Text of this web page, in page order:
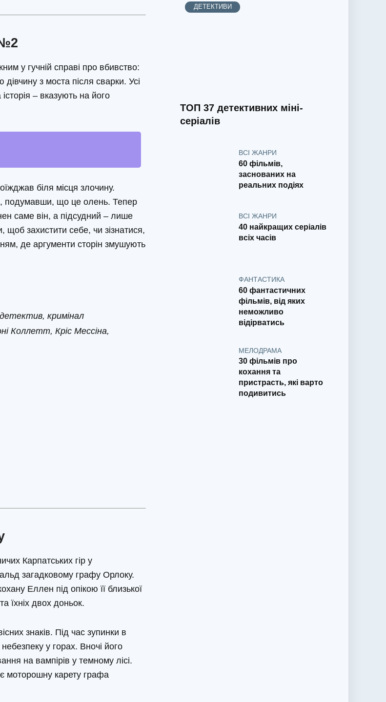
у гучній справі про вбивство:
з моста після сварки. Усі
– вказують на його
біля місця злочину.
подумавши, що це олень. Тепер
саме він, а підсудний – лише
захистити себе, чи зізнатися,
де аргументи сторін змушують
кримінал
Коллетт, Кріс Мессіна,
Карпатських гір у
загадковому графу Орлоку.
Еллен під опікою її близької
їхніх двох доньок.
знаків. Під час зупинки в
у горах. Вночі його
на вампірів у темному лісі.
моторошну карету графа
ДЕТЕКТИВИ
ТОП 37 детективних міні-
серіалів
ВСІ ЖАНРИ
60 фільмів,
заснованих на
реальних подіях
ВСІ ЖАНРИ
40 найкращих серіалів
всіх часів
ФАНТАСТИКА
60 фантастичних
фільмів, від яких
неможливо
відірватись
МЕЛОДРАМА
30 фільмів про
кохання та
пристрасть, які варто
подивитись